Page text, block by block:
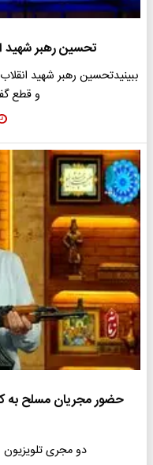
تحسین رهبر شهید
ببینیدتحسین رهبر شهید
و قطع
حضور مجریان مسلح به
دو مجری تلویزیون